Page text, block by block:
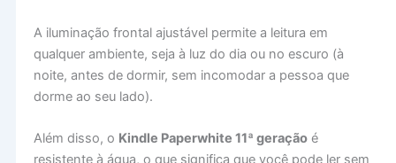
A iluminação frontal ajustável permite a leitura em
qualquer ambiente, seja à luz do dia ou no escuro (à
noite, antes de dormir, sem incomodar a pessoa que
dorme ao seu lado).
Além disso, o Kindle Paperwhite 11ª geraçãoé
resistente à água, o que significa que você pode ler sem